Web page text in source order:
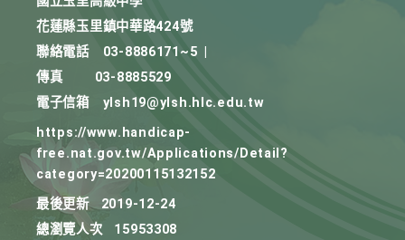
花蓮縣玉里鎮中華路424號
聯絡電話
03-8886171~5
傳真
03-8885529
電子信箱
ylsh19@ylsh.hlc.edu.tw
https://www.handicap-
free.nat.gov.tw/Applications/Detail?
category=20200115132152
最後更新
2019-12-24
總瀏覽人次
15953308